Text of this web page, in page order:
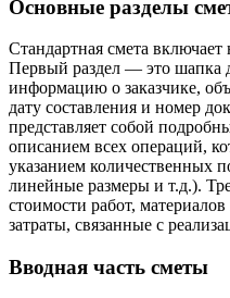
Основные разделы
Стандартная смета включает
Первый раздел — это шапка
информацию о заказчике,
дату составления и номер
представляет собой
описанием всех операций,
указанием количественных
линейные размеры и т.д.).
стоимости работ,
затраты, связанные с
Вводная часть сметы